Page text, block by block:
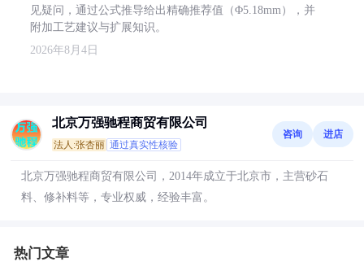
见疑问，通过公式推导给出精确推荐值（Φ5.18mm），并
附加工艺建议与扩展知识。
2026年8月4日
北京万强驰程商贸有限公司
法人:张杏丽 通过真实性核验
咨询 进店
北京万强驰程商贸有限公司，2014年成立于北京市，主营砂石
料、修补料等，专业权威，经验丰富。
热门文章